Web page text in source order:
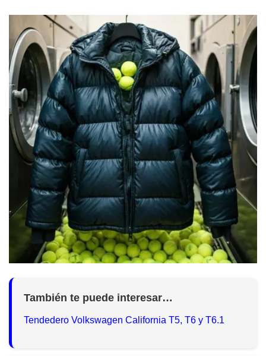
También te puede interesar…
Tendedero Volkswagen California T5, T6 y T6.1